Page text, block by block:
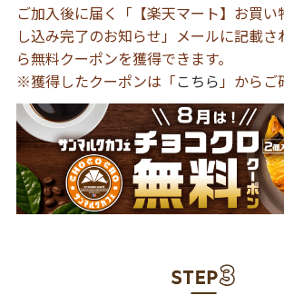
ご加入後に届く「【楽天マート】お買い
し込み完了のお知らせ」メールに記載さ
ら無料クーポンを獲得できます。
※獲得したクーポンは「こちら」からご